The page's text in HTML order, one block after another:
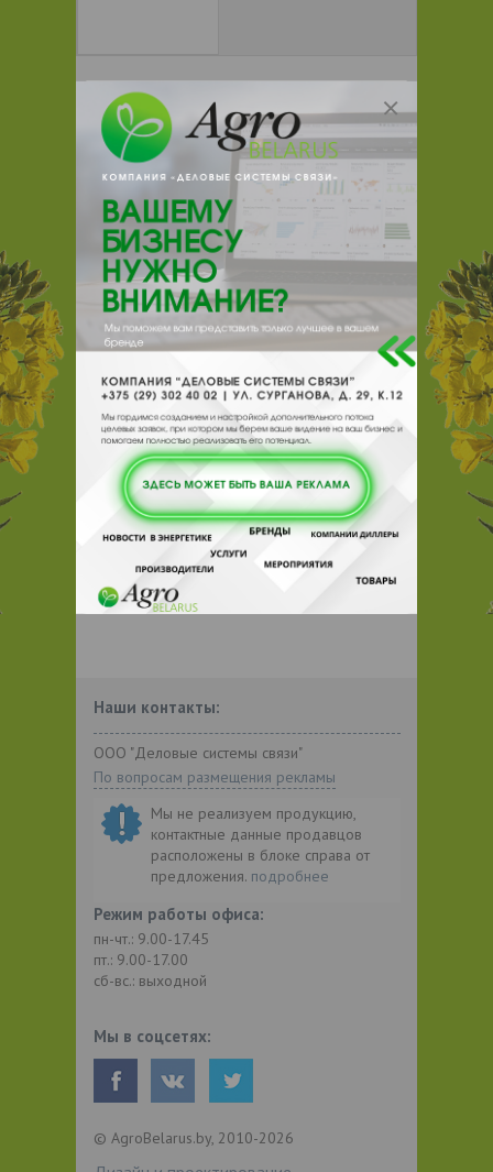
+ 375Показать телефоны
e-mail:a:2:{s:5:"VALUE";a:0:
{}s:11:"DESCRIPTION";a:0:{}}
220043, , , , Минск, пр Независимости
95 офис 507 (5 этаж)
Отзывы Еще
Отзывы
Чтобы оставить комментарий или
выставить рейтинг, нужно
Зарегистрироваться
Наши контакты:
ООО "Деловые системы связи"
По вопросам размещения рекламы
Мы не реализуем продукцию,
контактные данные продавцов
расположены в блоке справа от
предложения. подробнее
Режим работы офиса:
пн-чт.: 9.00-17.45
пт.: 9.00-17.00
сб-вс.: выходной
Мы в соцсетях:
© AgroBelarus.by, 2010-2026